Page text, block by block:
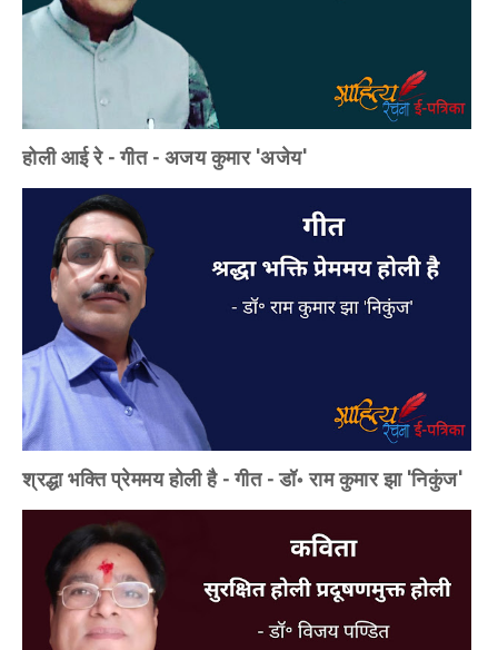
होली आई रे - गीत - अजय कुमार 'अजेय'
श्रद्धा भक्ति प्रेममय होली है - गीत - डॉ॰ राम कुमार झा 'निकुंज'